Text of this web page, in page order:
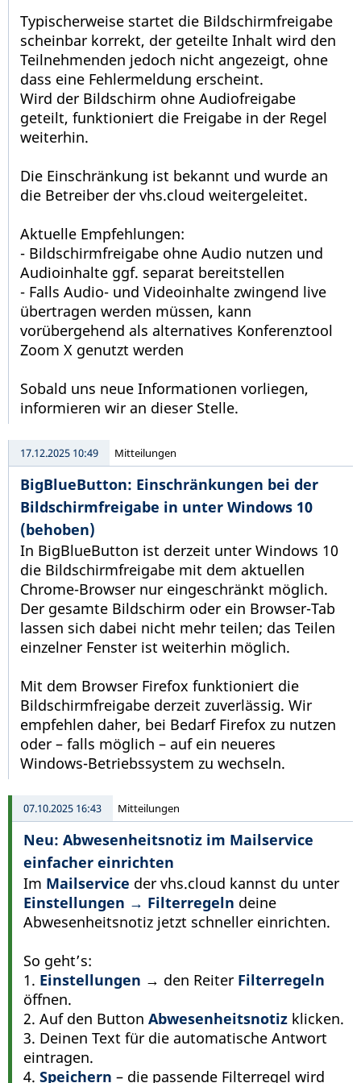
Typischerweise startet die Bildschirmfreigabe
scheinbar korrekt, der geteilte Inhalt wird den
Teilnehmenden jedoch nicht angezeigt, ohne
dass eine Fehlermeldung erscheint.
Wird der Bildschirm ohne Audiofreigabe
geteilt, funktioniert die Freigabe in der Regel
weiterhin.
Die Einschränkung ist bekannt und wurde an
die Betreiber der vhs.cloud weitergeleitet.
Aktuelle Empfehlungen:
- Bildschirmfreigabe ohne Audio nutzen und
Audioinhalte ggf. separat bereitstellen
- Falls Audio- und Videoinhalte zwingend live
übertragen werden müssen, kann
vorübergehend als alternatives Konferenztool
Zoom X genutzt werden
Sobald uns neue Informationen vorliegen,
informieren wir an dieser Stelle.
17.12.2025 10:49 Mitteilungen
BigBlueButton: Einschränkungen bei der
Bildschirmfreigabe in unter Windows 10
(behoben)
In BigBlueButton ist derzeit unter Windows 10
die Bildschirmfreigabe mit dem aktuellen
Chrome-Browser nur eingeschränkt möglich.
Der gesamte Bildschirm oder ein Browser-Tab
lassen sich dabei nicht mehr teilen; das Teilen
einzelner Fenster ist weiterhin möglich.
Mit dem Browser Firefox funktioniert die
Bildschirmfreigabe derzeit zuverlässig. Wir
empfehlen daher, bei Bedarf Firefox zu nutzen
oder – falls möglich – auf ein neueres
Windows-Betriebssystem zu wechseln.
07.10.2025 16:43 Mitteilungen
Neu: Abwesenheitsnotiz im Mailservice
einfacher einrichten
Im Mailservice der vhs.cloud kannst du unter
Einstellungen → Filterregeln deine
Abwesenheitsnotiz jetzt schneller einrichten.
So geht’s:
1. Einstellungen → den Reiter Filterregeln
öffnen.
2. Auf den Button Abwesenheitsnotiz klicken.
3. Deinen Text für die automatische Antwort
eintragen.
4. Speichern – die passende Filterregel wird